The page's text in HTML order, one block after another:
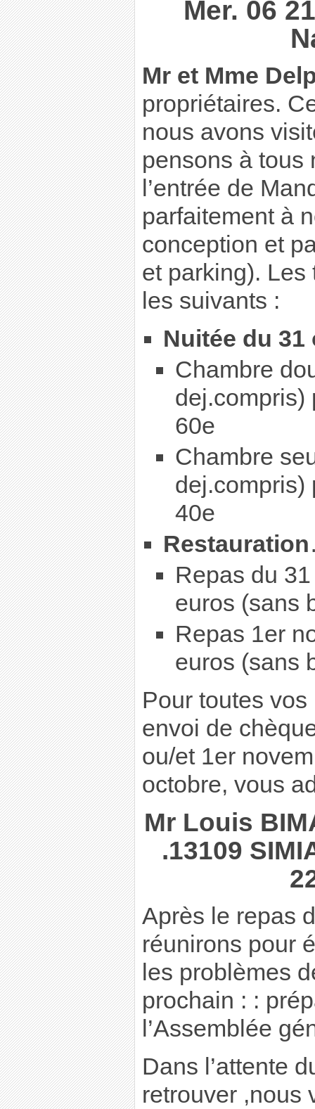
Mer. 06
Mr et Mme
propriétaires.
nous avons
pensons à tous
l’entrée de
parfaitement à
conception et
et parking). Les
les suivants :
Nuitée du
Chambre
60e
Chambre
40e
Restauration
Repas du
euros (sans
Repas 1er
euros (sans
Pour toutes
envoi de
ou/et 1er
octobre, vous
Mr Louis
.13109
Après le repas
réunirons pour
les problèmes
prochain : :
l’Assemblée
Dans l’attente
retrouver ,nous